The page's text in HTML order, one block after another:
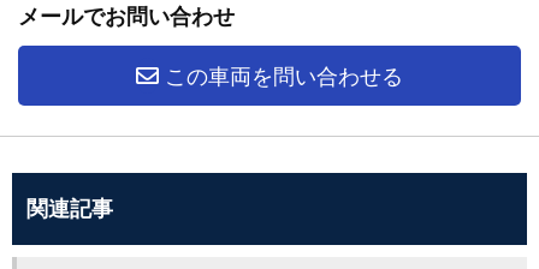
メールでお問い合わせ
この車両を問い合わせる
関連記事